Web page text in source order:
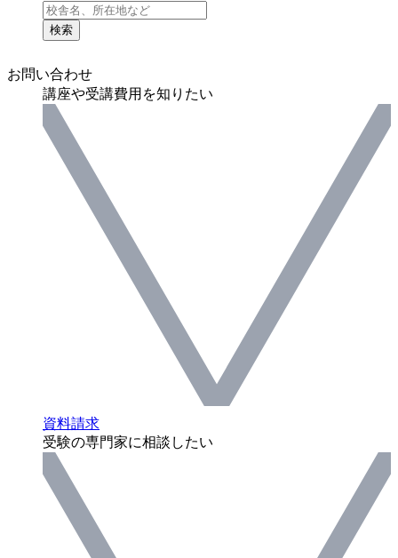
検索
お問い合わせ
講座や受講費用を知りたい
資料請求
受験の専門家に相談したい